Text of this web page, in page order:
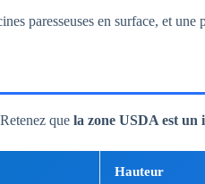
paresseuses en surface, et
que la zone USDA est un
Hauteur